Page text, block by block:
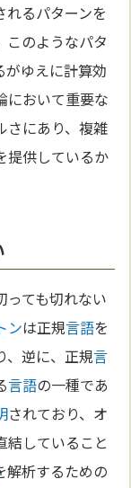
れるパターンを
このようなパタ
がゆえに計算効
において重要な
さにあり、複雑
提供しているか
っても切れない
ンは正規言語を
、逆に、正規言
言語の一種であ
されており、オ
結していること
解析するための